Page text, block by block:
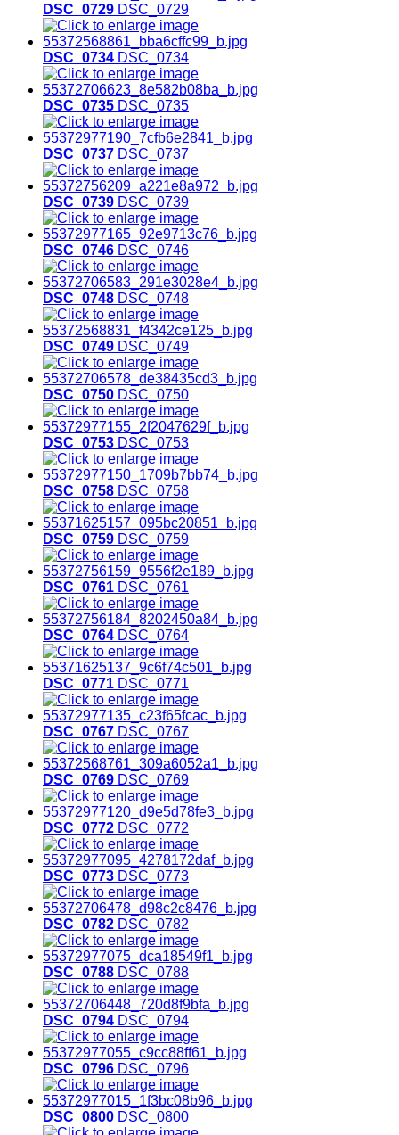
DSC_0729 DSC_0729
DSC_0734 DSC_0734
DSC_0735 DSC_0735
DSC_0737 DSC_0737
DSC_0739 DSC_0739
DSC_0746 DSC_0746
DSC_0748 DSC_0748
DSC_0749 DSC_0749
DSC_0750 DSC_0750
DSC_0753 DSC_0753
DSC_0758 DSC_0758
DSC_0759 DSC_0759
DSC_0761 DSC_0761
DSC_0764 DSC_0764
DSC_0771 DSC_0771
DSC_0767 DSC_0767
DSC_0769 DSC_0769
DSC_0772 DSC_0772
DSC_0773 DSC_0773
DSC_0782 DSC_0782
DSC_0788 DSC_0788
DSC_0794 DSC_0794
DSC_0796 DSC_0796
DSC_0800 DSC_0800